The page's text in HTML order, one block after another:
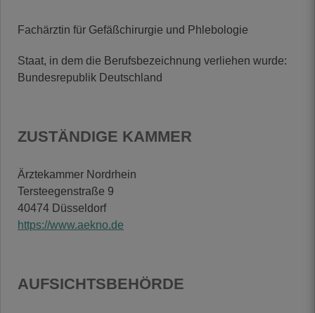
Fachärztin für Gefäßchirurgie und Phlebologie
Staat, in dem die Berufsbezeichnung verliehen wurde:
Bundesrepublik Deutschland
ZUSTÄNDIGE KAMMER
Ärztekammer Nordrhein
Tersteegenstraße 9
https://www.aekno.de
AUFSICHTSBEHÖRDE